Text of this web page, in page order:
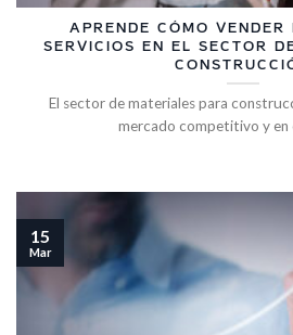
APRENDE CÓMO VENDER
SERVICIOS EN EL SECTOR
El sector de materiales para
mercado competitivo y en
15
Mar